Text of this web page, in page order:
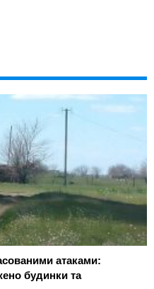
атаками:
будинки та